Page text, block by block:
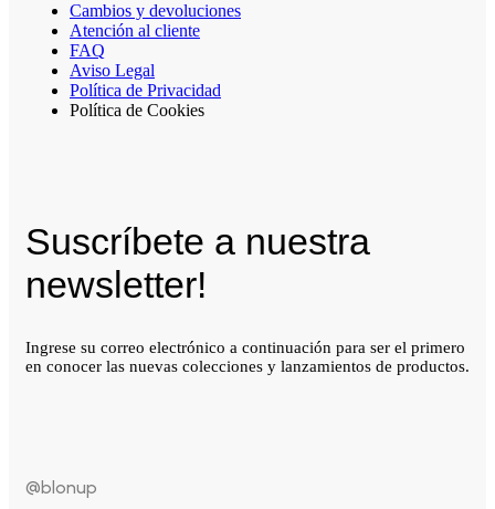
Cambios y devoluciones
Atención al cliente
FAQ
Aviso Legal
Política de Privacidad
Política de Cookies
Suscríbete a nuestra
newsletter!
Ingrese su correo electrónico a continuación para ser el primero
en conocer las nuevas colecciones y lanzamientos de productos.
@blonup